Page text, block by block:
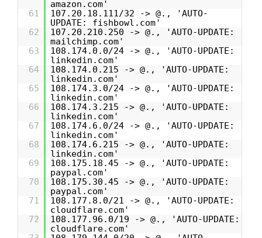
amazon.com'
61
107.20.18.111/32 -> @., 'AUTO-
UPDATE: fishbowl.com'
62
107.20.210.250 -> @., 'AUTO-UPDATE:
mailchimp.com'
63
108.174.0.0/24 -> @., 'AUTO-UPDATE:
linkedin.com'
64
108.174.0.215 -> @., 'AUTO-UPDATE:
linkedin.com'
65
108.174.3.0/24 -> @., 'AUTO-UPDATE:
linkedin.com'
66
108.174.3.215 -> @., 'AUTO-UPDATE:
linkedin.com'
67
108.174.6.0/24 -> @., 'AUTO-UPDATE:
linkedin.com'
68
108.174.6.215 -> @., 'AUTO-UPDATE:
linkedin.com'
69
108.175.18.45 -> @., 'AUTO-UPDATE:
paypal.com'
70
108.175.30.45 -> @., 'AUTO-UPDATE:
paypal.com'
71
108.177.8.0/21 -> @., 'AUTO-UPDATE:
cloudflare.com'
72
108.177.96.0/19 -> @., 'AUTO-UPDATE:
cloudflare.com'